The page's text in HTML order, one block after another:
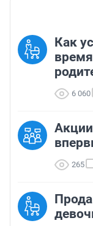
Как
6 060
265